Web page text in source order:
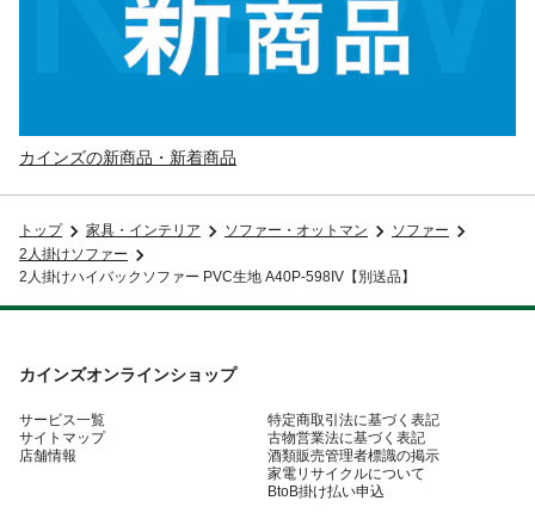
カインズの新商品・新着商品
トップ 家具・インテリア ソファー・オットマン
ソファー
2人掛けソファー
2人掛けハイバックソファー PVC生地 A40P-598IV【別送品】
カインズオンラインショップ
サービス一覧
サイトマップ
店舗情報
特定商取引法に基づく表記
古物営業法に基づく表記
酒類販売管理者標識の掲示
家電リサイクルについて
BtoB掛け払い申込